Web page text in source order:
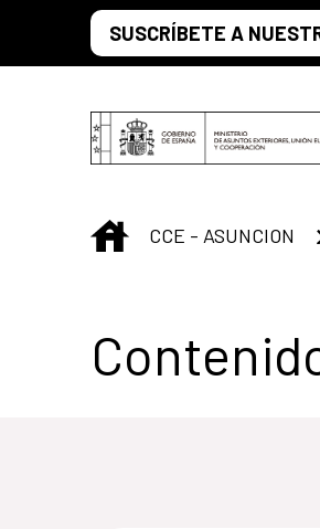
Saltar al contenido principal
SUSCRÍBETE A
INICIO
CCE - ASUNCION